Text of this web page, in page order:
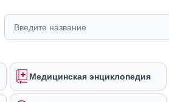
Медицинская энциклопедия